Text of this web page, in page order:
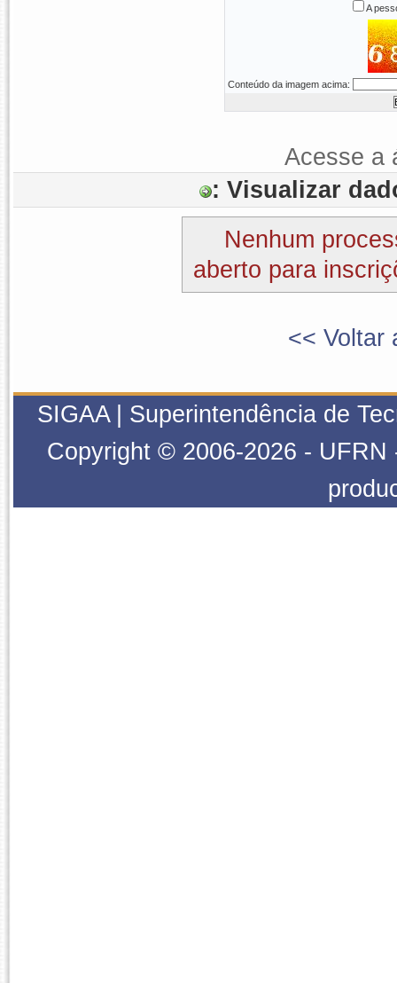
A
Conteúdo da imagem acima:
Acesse a
: Visualizar
Nenhum
aberto para
<< Voltar
SIGAA | Superintendência de
Copyright © 2006-2026 - UFRN